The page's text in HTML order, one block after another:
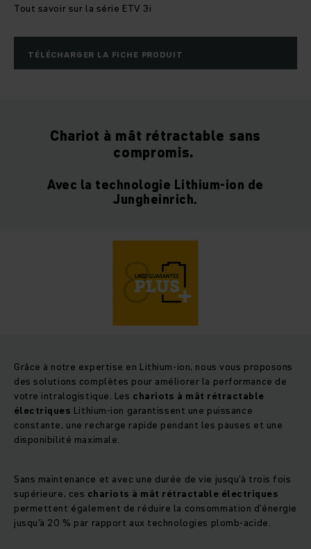
Tout savoir sur la série ETV 3i
TÉLÉCHARGER LA FICHE PRODUIT
Chariot à mât rétractable sans
compromis.
Avec la technologie Lithium-ion de
Jungheinrich.
Grâce à notre expertise en Lithium-ion, nous vous proposons
des solutions complètes pour améliorer la performance de
votre intralogistique. Les chariots à mât rétractable
électriques Lithium-ion garantissent une puissance
constante, une recharge rapide pendant les pauses et une
disponibilité maximale.
Sans maintenance et avec une durée de vie jusqu’à trois fois
supérieure, ces chariots à mât rétractable électriques
permettent également de réduire la consommation d’énergie
jusqu’à 20 % par rapport aux technologies plomb-acide.